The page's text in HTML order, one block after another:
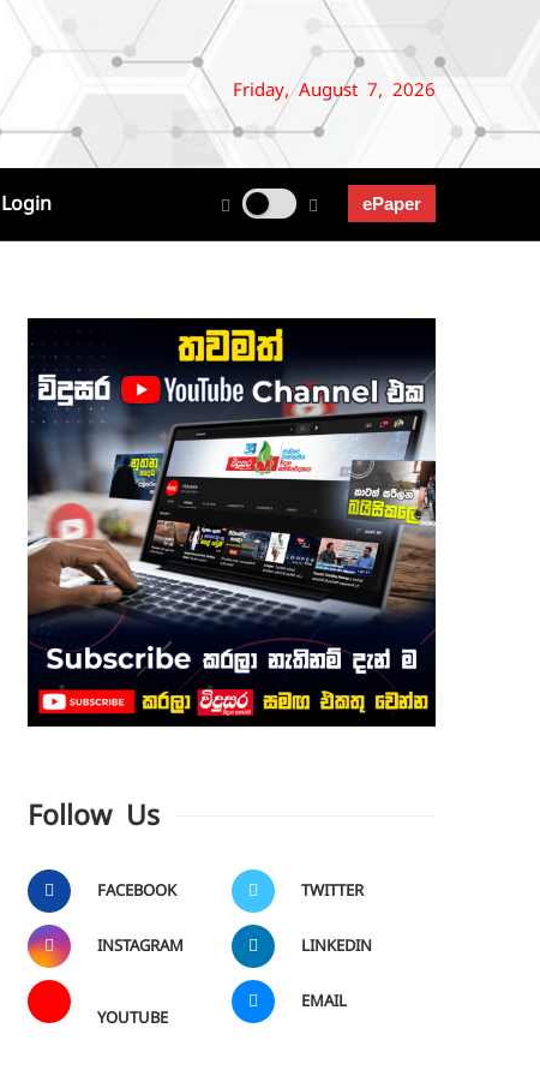
Friday, August 7, 2026
Login ePaper
Follow Us
FACEBOOK TWITTER
INSTAGRAM LINKEDIN
YOUTUBE
EMAIL